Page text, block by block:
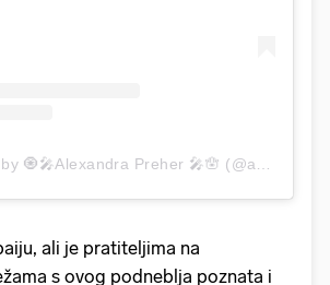
ali je pratiteljima na
s ovog podneblja poznata i